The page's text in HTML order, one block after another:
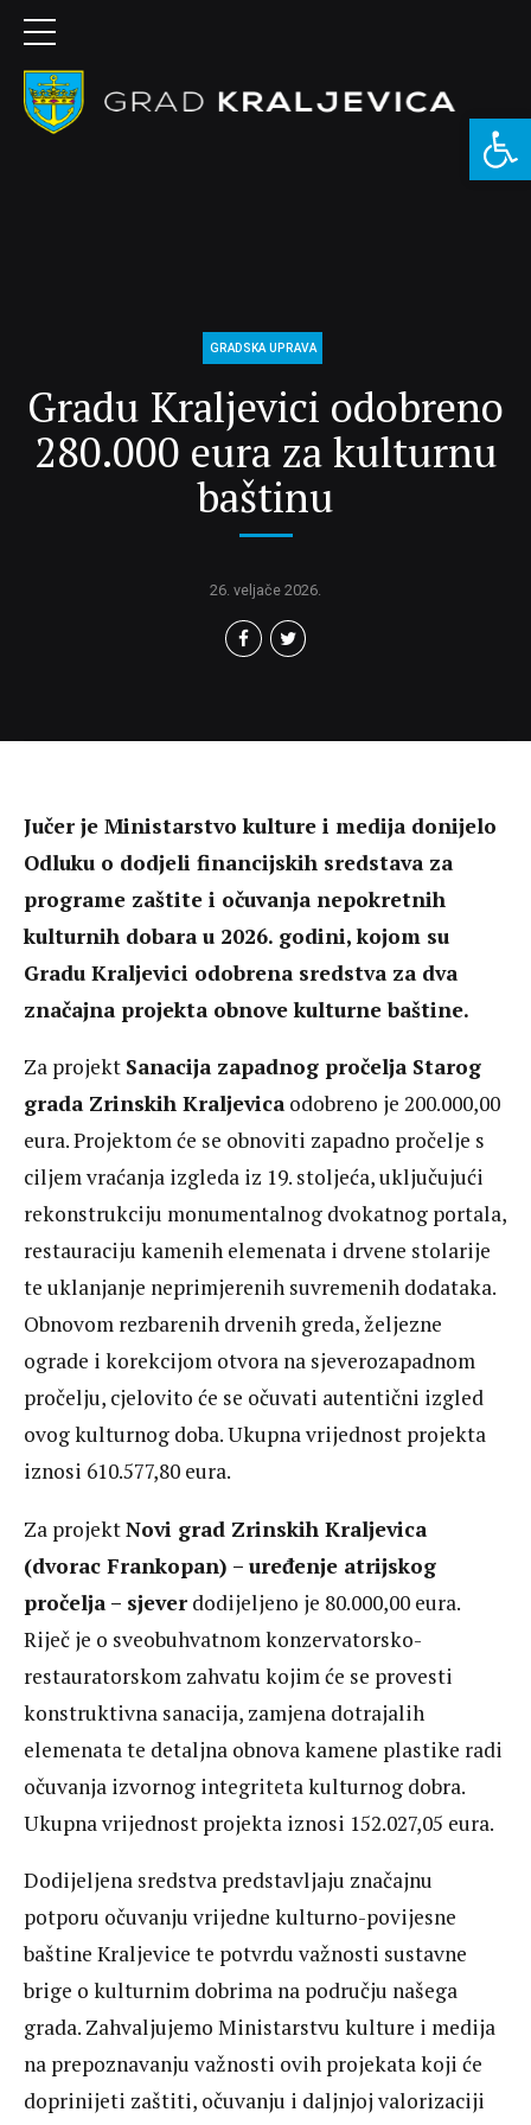
GRADSKA UPRAVA
Gradu Kraljevici odobreno
280.000 eura za kulturnu
baštinu
26. veljače 2026.
Jučer je Ministarstvo kulture i medija donijelo
Odluku o dodjeli financijskih sredstava za
programe zaštite i očuvanja nepokretnih
kulturnih dobara u 2026. godini, kojom su
Gradu Kraljevici odobrena sredstva za dva
značajna projekta obnove kulturne baštine.
Za projekt Sanacija zapadnog pročelja Starog
grada Zrinskih Kraljevica odobreno je 200.000,00
eura. Projektom će se obnoviti zapadno pročelje s
ciljem vraćanja izgleda iz 19. stoljeća, uključujući
rekonstrukciju monumentalnog dvokatnog portala,
restauraciju kamenih elemenata i drvene stolarije
te uklanjanje neprimjerenih suvremenih dodataka.
Obnovom rezbarenih drvenih greda, željezne
ograde i korekcijom otvora na sjeverozapadnom
pročelju, cjelovito će se očuvati autentični izgled
ovog kulturnog doba. Ukupna vrijednost projekta
iznosi 610.577,80 eura.
Za projektNovi grad Zrinskih Kraljevica
(dvorac Frankopan) – uređenje atrijskog
pročelja – sjever dodijeljeno je 80.000,00 eura.
Riječ je o sveobuhvatnom konzervatorsko-
restauratorskom zahvatu kojim će se provesti
konstruktivna sanacija, zamjena dotrajalih
elemenata te detaljna obnova kamene plastike radi
očuvanja izvornog integriteta kulturnog dobra.
Ukupna vrijednost projekta iznosi 152.027,05 eura.
Dodijeljena sredstva predstavljaju značajnu
potporu očuvanju vrijedne kulturno-povijesne
baštine Kraljevice te potvrdu važnosti sustavne
brige o kulturnim dobrima na području našega
grada. Zahvaljujemo Ministarstvu kulture i medija
na prepoznavanju važnosti ovih projekata koji će
doprinijeti zaštiti, očuvanju i daljnjoj valorizaciji